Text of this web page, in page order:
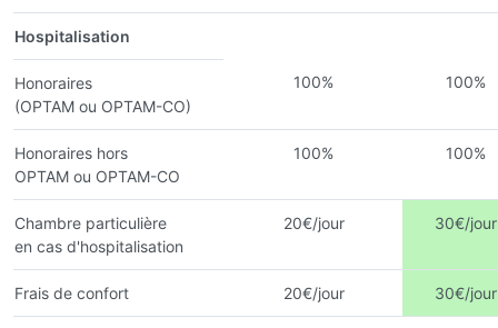
Hospitalisation
Honoraires
(OPTAM ou OPTAM-CO)
100% 100%
Honoraires hors
OPTAM ou OPTAM-CO
100% 100%
Chambre particulière
en cas d'hospitalisation
20€/jour 30€/jour
Frais de confort 20€/jour 30€/jour